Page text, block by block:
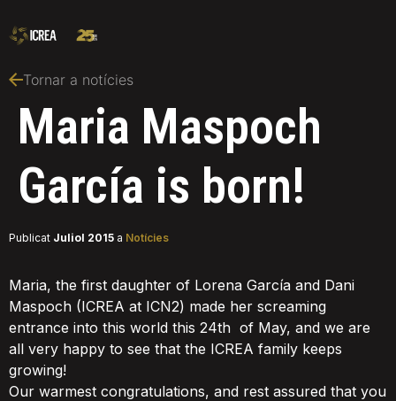
Tornar a notícies
Maria Maspoch
García is born!
Publicat Juliol 2015 a Notícies
Maria, the first daughter of Lorena García and Dani
Maspoch (ICREA at ICN2) made her screaming
entrance into this world this 24th of May, and we are
all very happy to see that the ICREA family keeps
growing!
Our warmest congratulations, and rest assured that you